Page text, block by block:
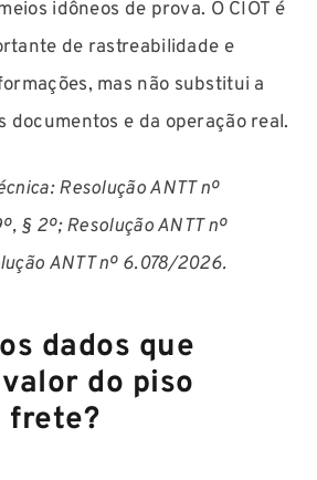
idôneos de prova. O CIOT é
de rastreabilidade e
mas não substitui a
documentos e da operação real.
Resolução ANTT nº
§ 2º; Resolução ANTT nº
ANTT nº 6.078/2026.
dados que
do piso
frete?